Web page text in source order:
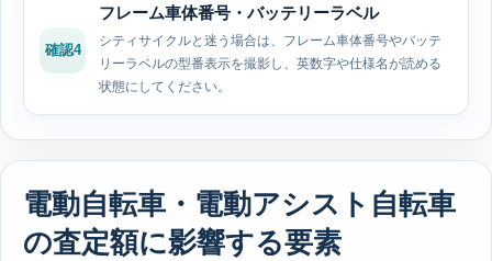
確認4
フレーム車体番号・バッテリーラベル
シティサイクルと迷う場合は、フレーム車体番号やバッテ
リーラベルの型番表示を撮影し、英数字や仕様名が読める
状態にしてください。
電動自転車・電動アシスト自転車
の査定額に影響する要素